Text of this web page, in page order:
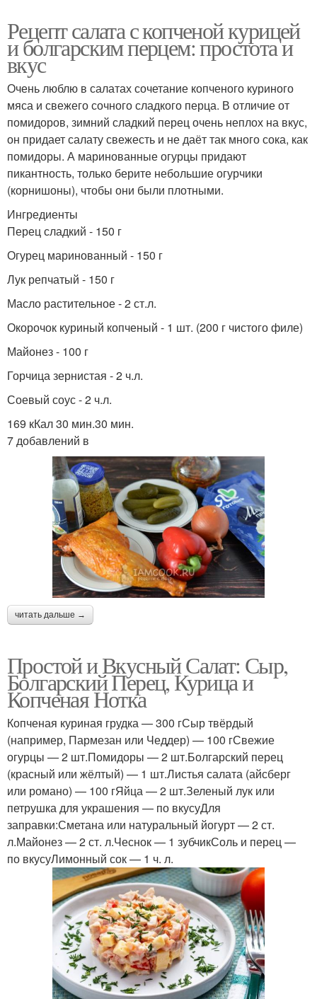
Рецепт салата с копченой курицей
и болгарским перцем: простота и
вкус
Очень люблю в салатах сочетание копченого куриного
мяса и свежего сочного сладкого перца. В отличие от
помидоров, зимний сладкий перец очень неплох на вкус,
он придает салату свежесть и не даёт так много сока, как
помидоры. А маринованные огурцы придают
пикантность, только берите небольшие огурчики
(корнишоны), чтобы они были плотными.
Ингредиенты
Перец сладкий - 150 г
Огурец маринованный - 150 г
Лук репчатый - 150 г
Масло растительное - 2 ст.л.
Окорочок куриный копченый - 1 шт. (200 г чистого филе)
Майонез - 100 г
Горчица зернистая - 2 ч.л.
Соевый соус - 2 ч.л.
169 кКал 30 мин.30 мин.
7 добавлений в
читать дальше →
Простой и Вкусный Салат: Сыр,
Болгарский Перец, Курица и
Копченая Нотка
Копченая куриная грудка — 300 гСыр твёрдый
(например, Пармезан или Чеддер) — 100 гСвежие
огурцы — 2 шт.Помидоры — 2 шт.Болгарский перец
(красный или жёлтый) — 1 шт.Листья салата (айсберг
или романо) — 100 гЯйца — 2 шт.Зеленый лук или
петрушка для украшения — по вкусуДля
заправки:Сметана или натуральный йогурт — 2 ст.
л.Майонез — 2 ст. л.Чеснок — 1 зубчикСоль и перец —
по вкусуЛимонный сок — 1 ч. л.